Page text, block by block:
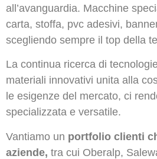
all’avanguardia. Macchine
carta, stoffa, pvc adesivi,
scegliendo sempre il top della
La continua ricerca di
materiali innovativi unita alla
le esigenze del mercato, ci
specializzata e versatile.
Vantiamo un portfolio clienti
aziende, tra cui Oberalp,